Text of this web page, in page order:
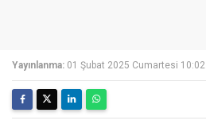
Yayınlanma: 01 Şubat 2025 Cumartesi 10:02